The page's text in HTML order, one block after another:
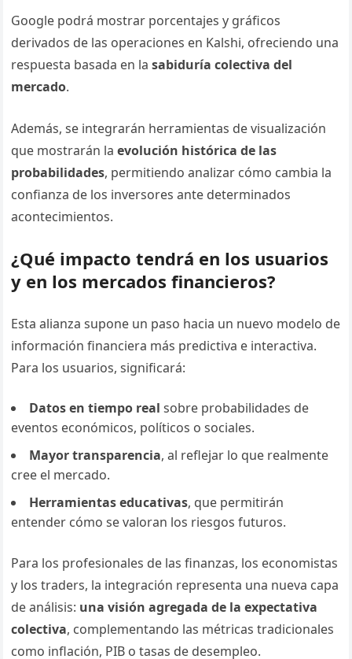
Google podrá mostrar porcentajes y gráficos
derivados de las operaciones en Kalshi, ofreciendo una
respuesta basada en lasabiduría colectiva del
mercado.
Además, se integrarán herramientas de visualización
que mostrarán laevolución histórica de las
probabilidades, permitiendo analizar cómo cambia la
confianza de los inversores ante determinados
acontecimientos.
¿Qué impacto tendrá en los usuarios
y en los mercados financieros?
Esta alianza supone un paso hacia un nuevo modelo de
información financiera más predictiva e interactiva.
Para los usuarios, significará:
Datos en tiempo real sobre probabilidades de
eventos económicos, políticos o sociales.
Mayor transparencia, al reflejar lo que realmente
cree el mercado.
Herramientas educativas, que permitirán
entender cómo se valoran los riesgos futuros.
Para los profesionales de las finanzas, los economistas
y los traders, la integración representa una nueva capa
de análisis: una visión agregada de la expectativa
colectiva, complementando las métricas tradicionales
como inflación, PIB o tasas de desempleo.